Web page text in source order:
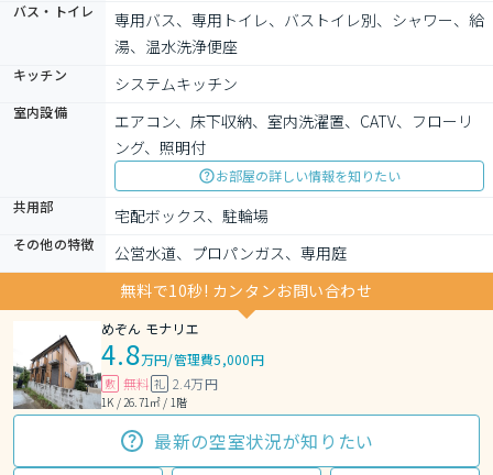
バス・トイレ
専用バス、専用トイレ、バストイレ別、シャワー、給
湯、温水洗浄便座
キッチン システムキッチン
室内設備
エアコン、床下収納、室内洗濯置、CATV、フローリ
ング、照明付
お部屋の詳しい情報を知りたい
共用部
宅配ボックス、駐輪場
その他の特徴
公営水道、プロパンガス、専用庭
無料で10秒! カンタンお問い合わせ
めぞん モナリエ
4.8万円/管理費5,000円
敷 無料 礼 2.4万円
1K / 26.71㎡ / 1階
最新の空室状況が知りたい